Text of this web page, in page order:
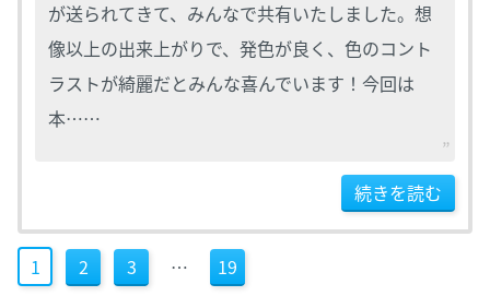
が送られてきて、みんなで共有いたしました。想
像以上の出来上がりで、発色が良く、色のコント
ラストが綺麗だとみんな喜んでいます！今回は
本……
続きを読む
1 2 3 … 19